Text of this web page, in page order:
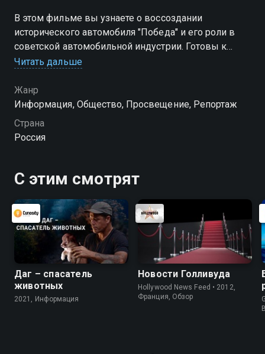
В этом фильме вы узнаете о воссоздании
исторического автомобиля "Победа" и его роли в
советской автомобильной индустрии. Готовы к
увлекательному ретроспективному путешествию?
Читать дальше
Жанр
Информация, Общество, Просвещение, Репортаж
Страна
Россия
С этим смотрят
Даг – спасатель
животных
2021, Информация
Новости Голливуда
Hollywood News Feed • 2012,
Франция, Обзор